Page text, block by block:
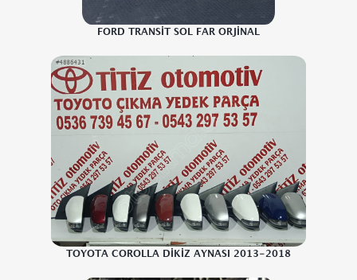
FORD TRANSİT SOL FAR ORJİNAL
TOYOTA COROLLA DİKİZ AYNASI 2013-2018